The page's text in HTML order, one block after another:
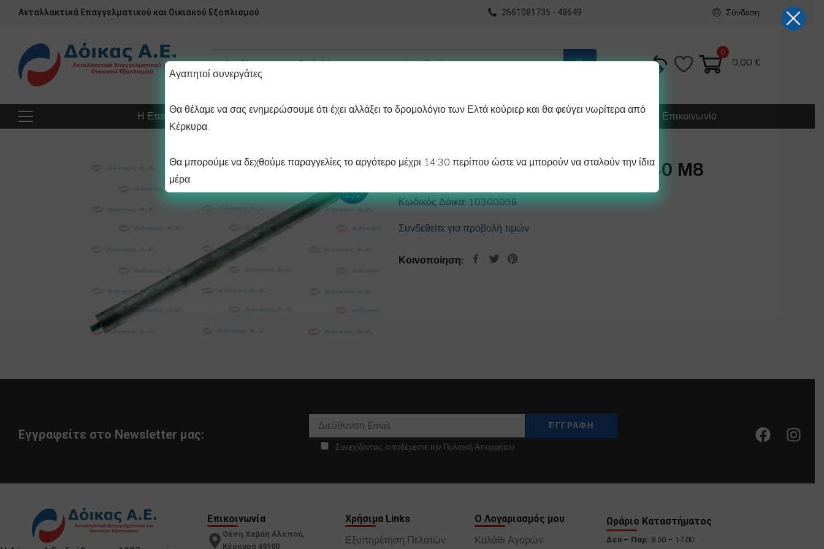
Ανταλλακτικά Επαγγελματικού και Οικιακού Εξοπλισμού 2661081735 - 48649 Σύνδεση
0
0,00€
Η Εταιρεία Προϊόντα Προχωρημένη Αναζήτηση Διαγράμματα Λάστιχα Ψυγείου Κατασκευή Οδηγίες Επικοινωνία
ΑΝΩΔΙΟ ΜΑΓΝΗΣΙΟΥ Φ22 Χ 40 Μ8
Κωδικός Δόικα:10300096
Συνδεθείτε για προβολή τιμών
Κοινοποίηση:
Εγγραφείτε στο Newsletter μας:
Συνεχίζοντας, αποδέχεστε την Πολιτική Απορρήτου
Επικοινωνία
Θέση Χαβάη Αλεπού,
Κέρκυρα 49100
Χρήσιμα Links
Εξυπηρέτηση Πελατών
Ο Λογαριασμός μου
Καλάθι Αγορών
Ωράριο Καταστήματος
Δευ – Παρ: 8.30 – 17.00
Αγαπητοί συνεργάτες
Θα θέλαμε να σας ενημερώσουμε ότι έχει αλλάξει το δρομολόγιο των Ελτά κούριερ και θα φεύγει νωρίτερα από
Κέρκυρα.
Θα μπορούμε να δεχθούμε παραγγελίες το αργότερο μέχρι 14:30 περίπου ώστε να μπορούν να σταλούν την ίδια
μέρα.